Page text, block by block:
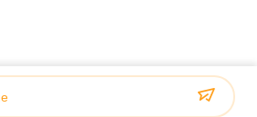
คุณภาพดี เครื่องชั่งหลายหัว ผู้จัดจําหน่าย.ลิขสิทธิ์
INTELLIGENT EQUIPMENT CO., LTD .